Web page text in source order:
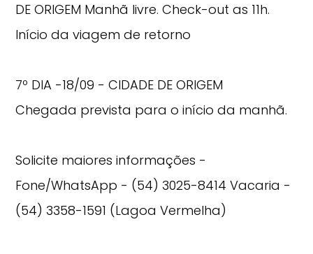
DE ORIGEM Manhã livre. Check-out as 11h.
Início da viagem de retorno
7º DIA -18/09 - CIDADE DE ORIGEM
Chegada prevista para o início da manhã.
Solicite maiores informações -
Fone/WhatsApp - (54) 3025-8414 Vacaria -
(54) 3358-1591 (Lagoa Vermelha)